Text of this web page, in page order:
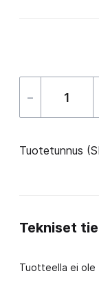
–
UV-
Tuotetunnus
Tekniset
Tuotteella ei ole